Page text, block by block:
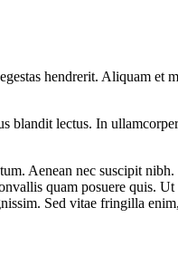
hendrerit. Aliquam et
blandit lectus. In
Aenean nec suscipit nibh.
quam posuere quis.
Sed vitae fringilla